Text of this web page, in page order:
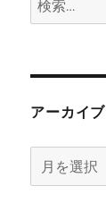
索:
アーカイブ
ー